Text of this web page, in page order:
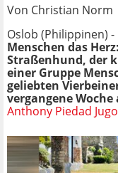
Von Christian Norm
Oslob (Philippinen) -
Menschen das Herz:
Straßenhund, der
einer Gruppe
geliebten
vergangene Woche
Anthony Piedad Jugo